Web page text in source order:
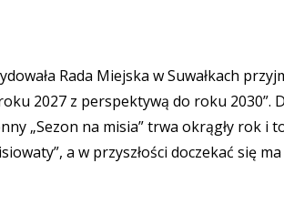
Rada Miejska w Suwałkach
2027 z perspektywą do roku 2030”.
„Sezon na misia” trwa okrągły rok i
a w przyszłości doczekać się